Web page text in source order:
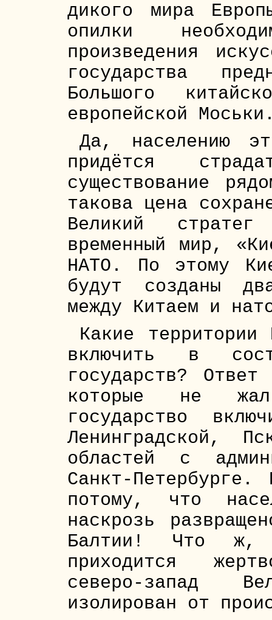
дикого мира
опилки
произведения
государства
Большого
европейской
Да, населению
придётся
существование
такова цена
Великий стратег
временный мир,
НАТО. По этому
будут созданы
между Китаем и
Какие
включить в
государств?
которые не
государство
Ленинградской,
областей с
Санкт-
потому, что
наскрозь
Балтии! Что ж,
приходится
северо-запад
изолирован от